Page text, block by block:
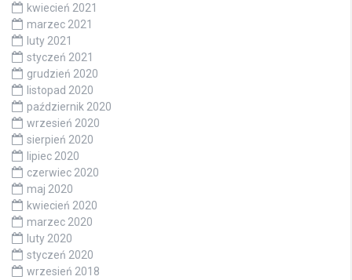
kwiecień 2021
marzec 2021
luty 2021
styczeń 2021
grudzień 2020
listopad 2020
październik 2020
wrzesień 2020
sierpień 2020
lipiec 2020
czerwiec 2020
maj 2020
kwiecień 2020
marzec 2020
luty 2020
styczeń 2020
wrzesień 2018